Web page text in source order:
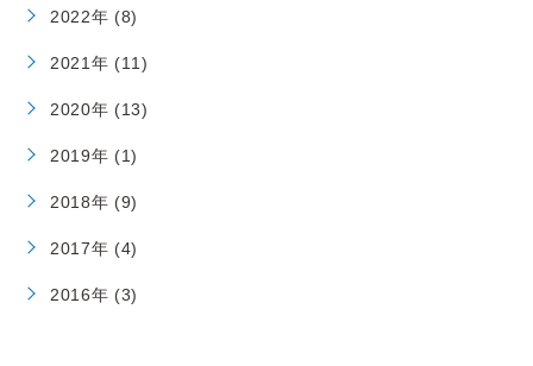
2022年 (8)
2021年 (11)
2020年 (13)
2019年 (1)
2018年 (9)
2017年 (4)
2016年 (3)